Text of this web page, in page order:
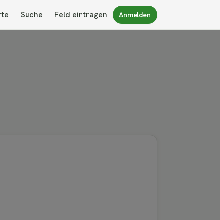
Suche Feld eintragen Anmelden